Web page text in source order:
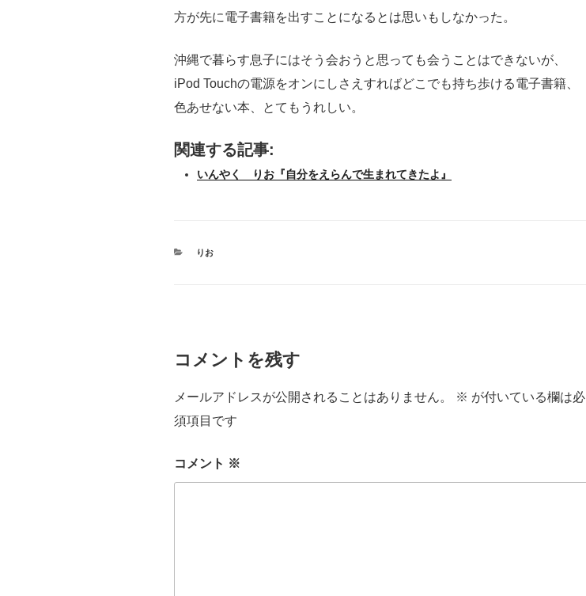
方が先に電子書籍を出すことになるとは思いもしなかった。
沖縄で暮らす息子にはそう会おうと思っても会うことはできないが、
iPod Touchの電源をオンにしさえすればどこでも持ち歩ける電子書籍、
色あせない本、とてもうれしい。
関連する記事:
いんやく りお『自分をえらんで生まれてきたよ』
カ
りお
コメントを残す
メールアドレスが公開されることはありません。 ※ が付いている欄は必
須項目です
コメント ※